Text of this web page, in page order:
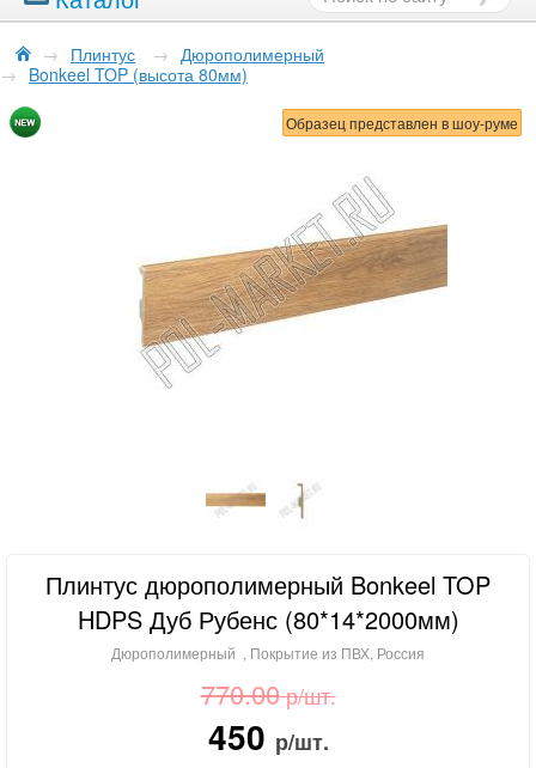
→ Плинтус → Дюрополимерный
→ Bonkeel TOP (высота 80мм)
Образец представлен в шоу-руме
Плинтус дюрополимерный Bonkeel TOP
HDPS Дуб Рубенс (80*14*2000мм)
Дюрополимерный , Покрытие из ПВХ, Россия
770.00р/шт.
450 р/шт.